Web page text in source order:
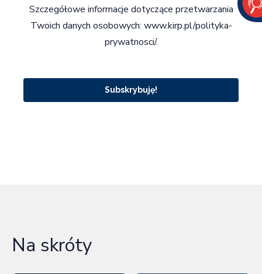
Szczegółowe informacje dotyczące przetwarzania
Twoich danych osobowych: www.kirp.pl/polityka-
prywatnosci/.
Subskrybuję!
Na skróty